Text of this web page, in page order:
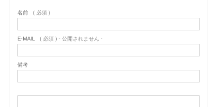
名前 ( 必須 )
E-MAIL ( 必須 ) - 公開されません -
備考